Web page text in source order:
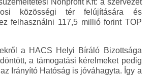
Nonprofit Kft: a szervezet
közösségi tér felújítására és
felhasználni 117,5 millió forint TOP
a HACS Helyi Bíráló Bizottsága
a támogatási kérelmeket pedig
Irányító Hatóság is jóváhagyta. Így a